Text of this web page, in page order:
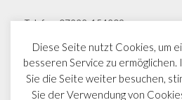
Telefon: 07222-154209
E-Mail: golf@gcaltrhein.de
Diese Seite nutzt Cookies, um
besseren Service zu ermöglichen.
Sie die Seite weiter besuchen,
Sie der Verwendung von